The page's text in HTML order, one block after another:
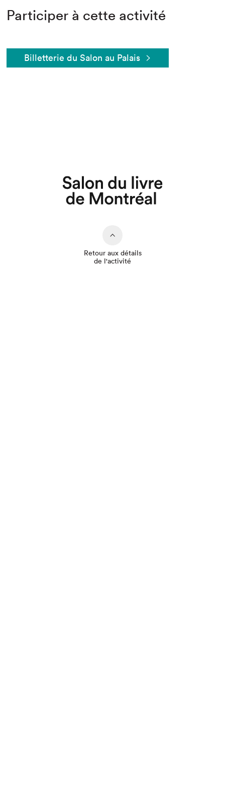
Participer à cette activité
Billetterie du Salon au Palais
Retour aux détails
de l'activité